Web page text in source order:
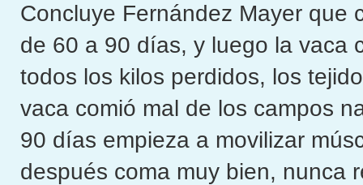
Concluye Fernández Mayer que
de 60 a 90 días, y luego la vaca
todos los kilos perdidos, los
vaca comió mal de los campos
90 días empieza a movilizar
después coma muy bien, nunca